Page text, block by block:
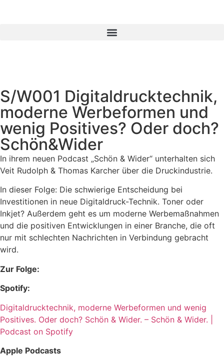
S/W001 Digitaldrucktechnik,
moderne Werbeformen und
wenig Positives? Oder doch?
Schön&Wider
In ihrem neuen Podcast „Schön & Wider“ unterhalten sich
Veit Rudolph & Thomas Karcher über die Druckindustrie.
In dieser Folge: Die schwierige Entscheidung bei
Investitionen in neue Digitaldruck-Technik. Toner oder
Inkjet? Außerdem geht es um moderne Werbemaßnahmen
und die positiven Entwicklungen in einer Branche, die oft
nur mit schlechten Nachrichten in Verbindung gebracht
wird.
Zur Folge:
Spotify:
Digitaldrucktechnik, moderne Werbeformen und wenig
Positives. Oder doch? Schön & Wider. – Schön & Wider. |
Podcast on Spotify
Apple Podcasts